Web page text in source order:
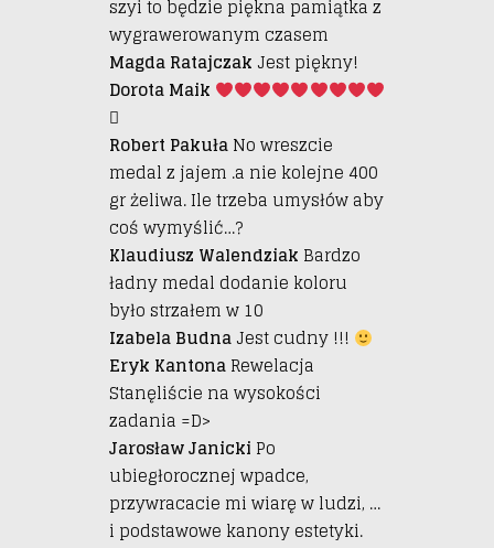
szyi to będzie piękna pamiątka z
wygrawerowanym czasem
Magda Ratajczak Jest piękny!
Dorota Maik

Robert PakułaNo wreszcie
medal z jajem .a nie kolejne 400
gr żeliwa. Ile trzeba umysłów aby
coś wymyślić…?
Klaudiusz Walendziak Bardzo
ładny medal dodanie koloru
było strzałem w 10
Izabela BudnaJest cudny !!!
Eryk KantonaRewelacja
Stanęliście na wysokości
zadania =D>
Jarosław Janicki Po
ubiegłorocznej wpadce,
przywracacie mi wiarę w ludzi, …
i podstawowe kanony estetyki.